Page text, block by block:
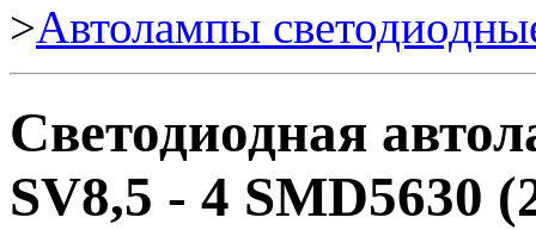
>Автолампы
Светодиодная
SV8,5 - 4 SMD5630